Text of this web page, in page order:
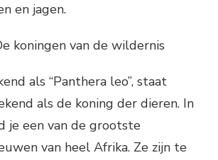
en jagen.
koningen van de wildernis
als “Panthera leo”, staat
als de koning der dieren. In
je een van de grootste
van heel Afrika. Ze zijn te